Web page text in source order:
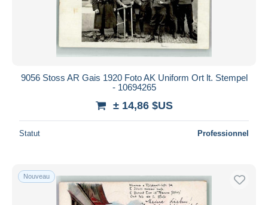
9056 Stoss AR Gais 1920 Foto AK Uniform Ort lt. Stempel
- 10694265
± 14,86 $US
Statut Professionnel
Nouveau